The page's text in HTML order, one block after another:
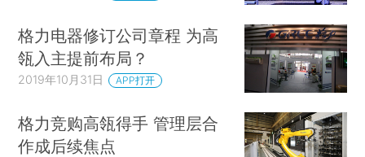
格力电器修订公司章程 为高
瓴入主提前布局？
2019年10月31日 APP打开
格力竞购高瓴得手 管理层合
作成后续焦点